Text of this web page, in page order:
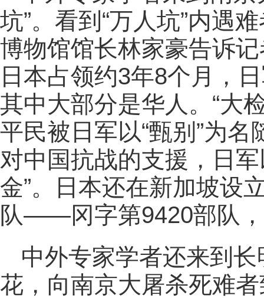
坑”。看到“万人坑”内遇
博物馆馆长林家豪告诉
日本占领约3年8个月，
其中大部分是华人。“大
平民被日军以“甄别”为
对中国抗战的支援，日
金”。日本还在新加坡设
队——冈字第9420部队
中外专家学者还来到
花，向南京大屠杀死难